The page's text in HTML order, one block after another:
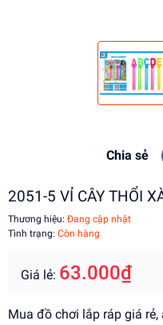
Chia sẻ
2051-5 VỈ CÂY THỔI
Thương hiệu: Đang cập nhật
Tình trạng: Còn hàng
Giá lẻ: 63.000₫
Mua đồ chơi lắp ráp giá